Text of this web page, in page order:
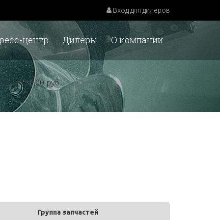
Вход для дилеров
О компании
Дилеры
центр
= 100,00 руб.
Группа запчастей